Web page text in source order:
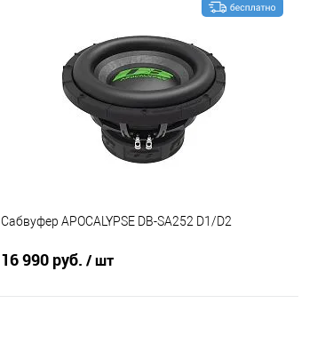
Сравнение В избранное
Сабвуфер APOCALYPSE DB-SA252 D1/D2
16 990 руб. / шт